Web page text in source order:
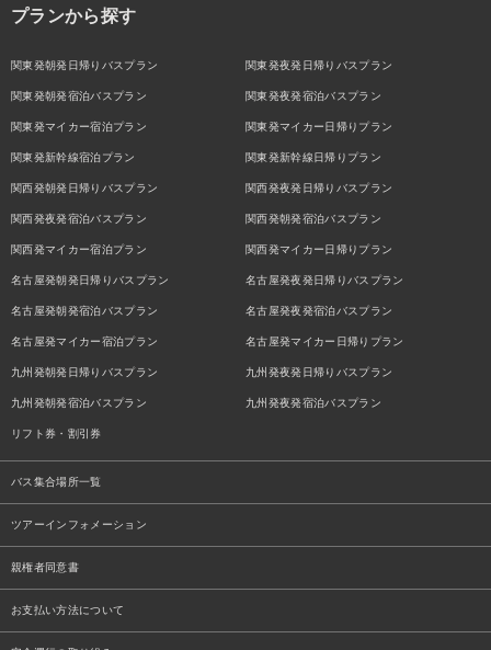
プランから探す
関東発朝発日帰りバスプラン 関東発夜発日帰りバスプラン
関東発朝発宿泊バスプラン 関東発夜発宿泊バスプラン
関東発マイカー宿泊プラン 関東発マイカー日帰りプラン
関東発新幹線宿泊プラン 関東発新幹線日帰りプラン
関西発朝発日帰りバスプラン 関西発夜発日帰りバスプラン
関西発夜発宿泊バスプラン 関西発朝発宿泊バスプラン
関西発マイカー宿泊プラン 関西発マイカー日帰りプラン
名古屋発朝発日帰りバスプラン 名古屋発夜発日帰りバスプラン
名古屋発朝発宿泊バスプラン 名古屋発夜発宿泊バスプラン
名古屋発マイカー宿泊プラン 名古屋発マイカー日帰りプラン
九州発朝発日帰りバスプラン 九州発夜発日帰りバスプラン
九州発朝発宿泊バスプラン 九州発夜発宿泊バスプラン
リフト券・割引券
バス集合場所一覧
ツアーインフォメーション
親権者同意書
お支払い方法について